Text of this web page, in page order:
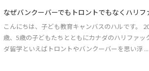
なぜバンクーバーでもトロントでもなくハリフ
こんにちは、子ども教育キャンバスのハルです。
歳、5歳の子どもたちとともにカナダのハリファ
ダ留学といえばトロントやバンクーバーを思い浮 ...